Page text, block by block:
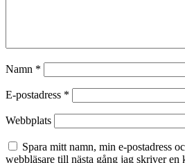
Namn *
E-postadress *
Webbplats
Spara mitt namn, min e-postadress
webbläsare till nästa gång jag skriver en